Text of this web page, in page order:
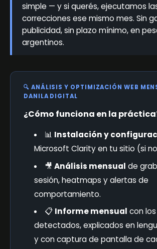
simple — y si querés, ejecutamos
correcciones ese mismo mes. Sin
publicidad, sin plazo mínimo, en
argentinos.
🔍 ANÁLISIS Y OPTIMIZACIÓN WEB
DANILA DIGITAL
¿Cómo funciona en la
📊 Instalación y
Microsoft Clarity en tu sitio (si
🎥Análisis mensual de
sesión, heatmaps y alertas de
comportamiento.
📋 Informe mensual con
detectados, explicados en
y con captura de pantalla de